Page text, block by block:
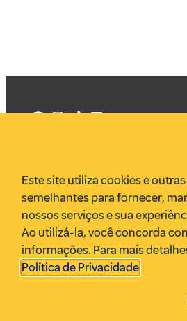
VR Assessoria
Parcerias
Envie uma pauta
Anuncie
Este site utiliza cookies e
semelhantes para fornecer,
nossos serviços e sua
Ao utilizá-la, você concorda
informações. Para mais
Política de Privacidade.